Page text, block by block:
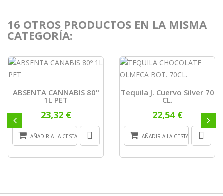
16 OTROS PRODUCTOS EN LA MISMA
CATEGORÍA:
ABSENTA CANNABIS 80º
1L PET
23,32 €
AÑADIR A LA CESTA
Tequila J. Cuervo Silver 70
CL.
22,54 €
AÑADIR A LA CESTA